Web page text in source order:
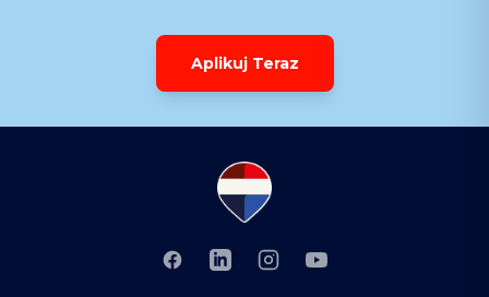
Aplikuj Teraz
FacebookLinkedInInstagramYouTube